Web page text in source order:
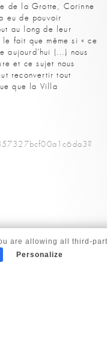
de la Grotte, Corinne
eu de pouvoir
au long de leur
fait que même si « ce
aujourd’hui (…) nous
et ce sujet nous
reconvertir tout
que la Villa
are allowing all third-
Personalize